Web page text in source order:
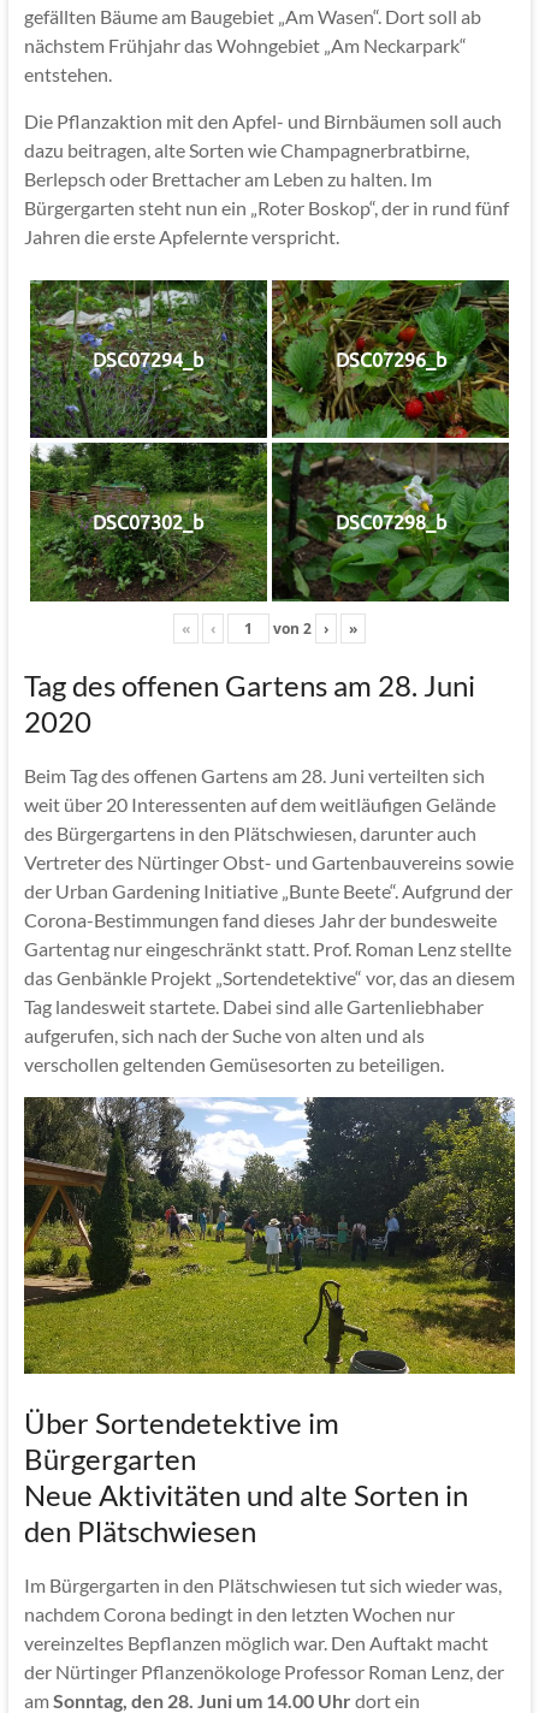
gefällten Bäume am Baugebiet „Am Wasen“. Dort soll ab
nächstem Frühjahr das Wohngebiet „Am Neckarpark“
entstehen.
Die Pflanzaktion mit den Apfel- und Birnbäumen soll auch
dazu beitragen, alte Sorten wie Champagnerbratbirne,
Berlepsch oder Brettacher am Leben zu halten. Im
Bürgergarten steht nun ein „Roter Boskop“, der in rund fünf
Jahren die erste Apfelernte verspricht.
DSC07294_b DSC07296_b
DSC07302_b DSC07298_b
« ‹ von 2 › »
Tag des offenen Gartens am 28. Juni
2020
Beim Tag des offenen Gartens am 28. Juni verteilten sich
weit über 20 Interessenten auf dem weitläufigen Gelände
des Bürgergartens in den Plätschwiesen, darunter auch
Vertreter des Nürtinger Obst- und Gartenbauvereins sowie
der Urban Gardening Initiative „Bunte Beete“. Aufgrund der
Corona-Bestimmungen fand dieses Jahr der bundesweite
Gartentag nur eingeschränkt statt. Prof. Roman Lenz stellte
das Genbänkle Projekt „Sortendetektive“ vor, das an diesem
Tag landesweit startete. Dabei sind alle Gartenliebhaber
aufgerufen, sich nach der Suche von alten und als
verschollen geltenden Gemüsesorten zu beteiligen.
Über Sortendetektive im
Bürgergarten
Neue Aktivitäten und alte Sorten in
den Plätschwiesen
Im Bürgergarten in den Plätschwiesen tut sich wieder was,
nachdem Corona bedingt in den letzten Wochen nur
vereinzeltes Bepflanzen möglich war. Den Auftakt macht
der Nürtinger Pflanzenökologe Professor Roman Lenz, der
amSonntag, den 28. Juni um 14.00 Uhrdort ein